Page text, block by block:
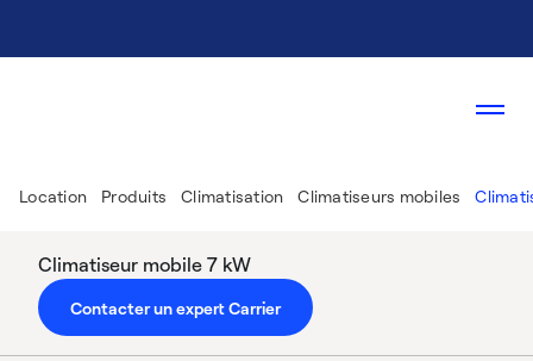
Location Produits Climatisation Climatiseurs mobiles
Climatiseur mobile 7 kW
Contacter un expert Carrier